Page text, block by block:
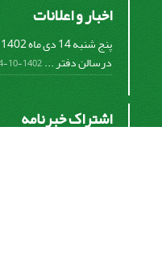
اخبار و اعلانات
درسالن دفتر ...1402-10-14
اشتراک خبرنامه